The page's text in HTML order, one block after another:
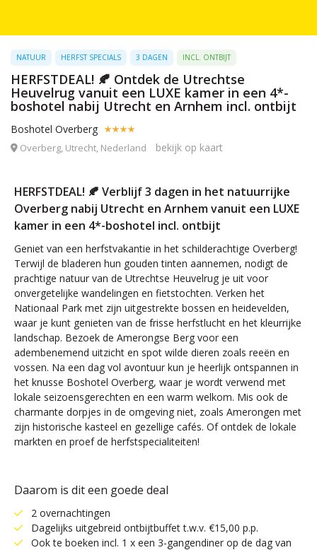
NATUUR HERFST SPECIALS 3 DAGEN INCL. ONTBIJT
HERFSTDEAL! 🍂 Ontdek de Utrechtse
Heuvelrug vanuit een LUXE kamer in een 4*-
boshotel nabij Utrecht en Arnhem incl. ontbijt
Boshotel Overberg
Overberg, Utrecht, Nederland bekijk op kaart
HERFSTDEAL! 🍂 Verblijf 3 dagen in het natuurrijke
Overberg nabij Utrecht en Arnhem vanuit een LUXE
kamer in een 4*-boshotel incl. ontbijt
Geniet van een herfstvakantie in het schilderachtige Overberg!
Terwijl de bladeren hun gouden tinten aannemen, nodigt de
prachtige natuur van de Utrechtse Heuvelrug je uit voor
onvergetelijke wandelingen en fietstochten. Verken het
Nationaal Park met zijn uitgestrekte bossen en heidevelden,
waar je kunt genieten van de frisse herfstlucht en het kleurrijke
landschap. Bezoek de Amerongse Berg voor een
adembenemend uitzicht en spot wilde dieren zoals reeën en
vossen. Na een dag vol avontuur kun je heerlijk ontspannen in
het knusse Boshotel Overberg, waar je wordt verwend met
lokale seizoensgerechten en een warm welkom. Mis ook de
charmante dorpjes in de omgeving niet, zoals Amerongen met
zijn historische kasteel en gezellige cafés. Of ontdek de lokale
markten en proef de herfstspecialiteiten!
Daarom is dit een goede deal
2 overnachtingen
Dagelijks uitgebreid ontbijtbuffet t.w.v. €15,00 p.p.
Ook te boeken incl. 1 x een 3-gangendiner op de dag van